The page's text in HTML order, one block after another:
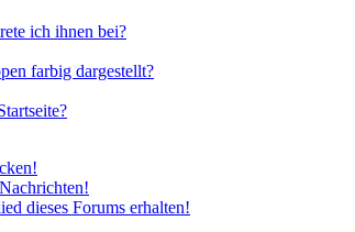
ich ihnen bei?
farbig dargestellt?
dieses Forums erhalten!